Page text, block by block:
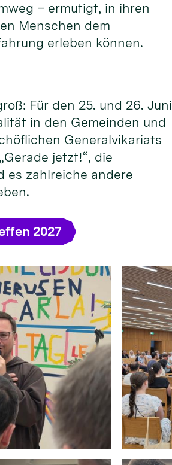
– ermutigt, in ihren
Menschen dem
erleben können.
Für den 25. und 26. Juni
in den Gemeinden und
Generalvikariats
jetzt!“, die
es zahlreiche andere
2027